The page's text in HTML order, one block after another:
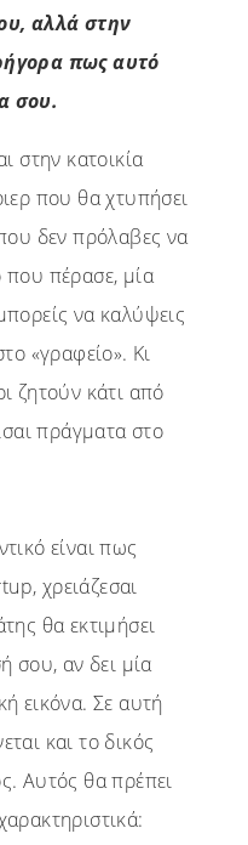
αλλά στην
πως αυτό
σου.
στην κατοικία
που θα χτυπήσει
δεν πρόλαβες να
που πέρασε, μία
να καλύψεις
«γραφείο». Κι
ζητούν κάτι από
πράγματα στο
είναι πως
χρειάζεσαι
θα εκτιμήσει
σου, αν δει μία
εικόνα. Σε αυτή
και το δικός
Αυτός θα πρέπει